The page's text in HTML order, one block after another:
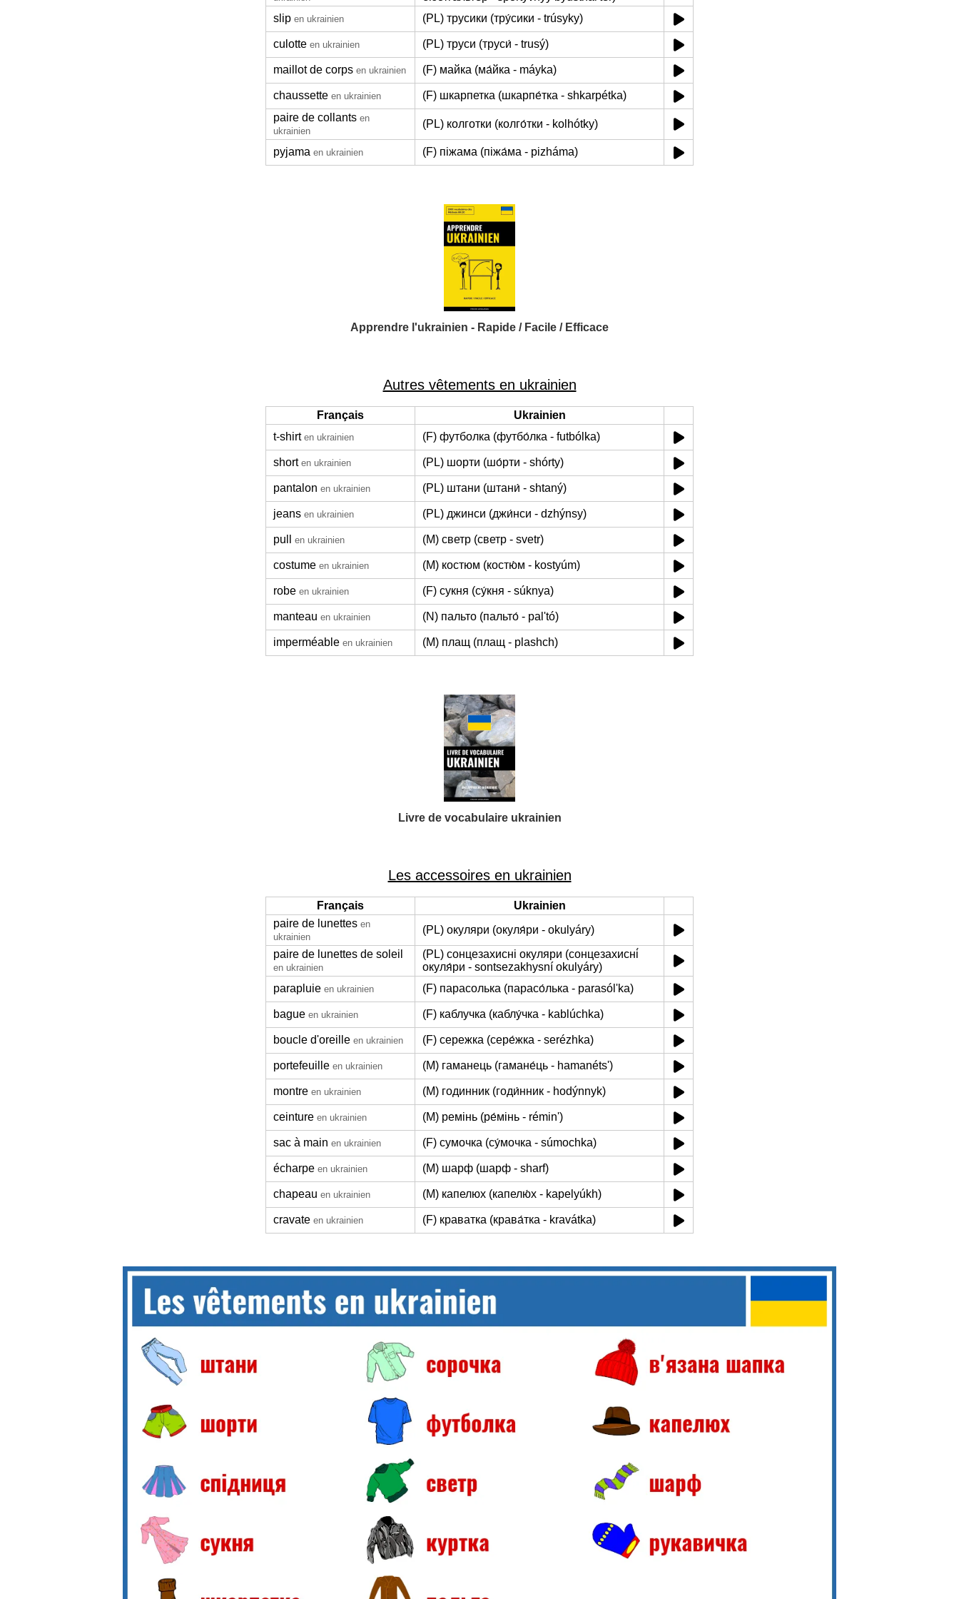
slip en ukrainien (PL) трусики (тру́сики - trúsyky)
culotte en ukrainien (PL) труси (труси́ - trusý)
maillot de corps en ukrainien (F) майка (ма́йка - máyka)
chaussette en ukrainien
(F) шкарпетка (шкарпе́тка - shkarpétka)
paire de collants en
ukrainien
(PL) колготки (колго́тки - kolhótky)
pyjama en ukrainien (F) піжама (піжа́ма - pizháma)
Apprendre l'ukrainien - Rapide / Facile / Efficace
Autres vêtements en ukrainien
Français
Ukrainien
t-shirt en ukrainien (F) футболка (футбо́лка - futbólka)
short en ukrainien (PL) шорти (шо́рти - shórty)
pantalon en ukrainien (PL) штани (штани́ - shtaný)
jeans en ukrainien (PL) джинси (джи́нси - dzhýnsy)
pull en ukrainien (M) светр (светр - svetr)
costume en ukrainien (M) костюм (костю́м - kostyúm)
robe en ukrainien (F) сукня (су́кня - súknya)
manteau en ukrainien (N) пальто (пальто́ - palʹtó)
imperméable en ukrainien (M) плащ (плащ - plashch)
Livre de vocabulaire ukrainien
Les accessoires en ukrainien
Français
Ukrainien
paire de lunettes en
ukrainien
(PL) окуляри (окуля́ри - okulyáry)
paire de lunettes de soleil
en ukrainien
(PL) сонцезахисні окуляри (сонцезахисні́
окуля́ри - sontsezakhysní okulyáry)
parapluie en ukrainien (F) парасолька (парасо́лька - parasólʹka)
bague en ukrainien (F) каблучка (каблу́чка - kablúchka)
boucle d'oreille en ukrainien (F) сережка (сере́жка - serézhka)
portefeuille en ukrainien (M) гаманець (гамане́ць - hamanétsʹ)
montre en ukrainien (M) годинник (годи́нник - hodýnnyk)
ceinture en ukrainien (M) ремінь (ре́мінь - réminʹ)
sac à main en ukrainien (F) сумочка (су́мочка - súmochka)
écharpe en ukrainien (M) шарф (шарф - sharf)
chapeau en ukrainien (M) капелюх (капелю́х - kapelyúkh)
cravate en ukrainien (F) краватка (крава́тка - kravátka)